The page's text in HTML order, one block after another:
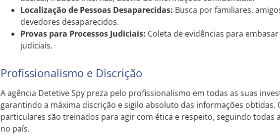
Localização de Pessoas Desaparecidas: Busca por familiares,
devedores desaparecidos.
Provas para Processos Judiciais: Coleta de evidências para
judiciais.
Profissionalismo e Discrição
A agência Detetive Spy preza pelo profissionalismo em todas as suas
garantindo a máxima discrição e sigilo absoluto das informações obtidas.
particulares são treinados para agir com ética e respeito, seguindo todas
no país.